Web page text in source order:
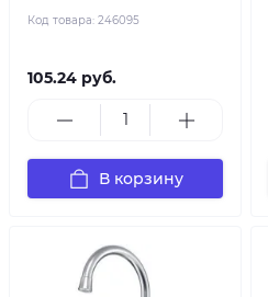
Код товара: 246095
105.24 руб.
В корзину